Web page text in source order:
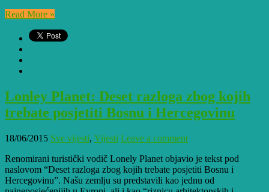
Read More »
Lonley Planet: Deset razloga zbog kojih
trebate posjetiti Bosnu i Hercegovinu
18/06/2015 Sve vijesti, Vijesti Leave a comment
Renomirani turistički vodič Lonely Planet objavio je tekst pod
naslovom “Deset razloga zbog kojih trebate posjetiti Bosnu i
Hercegovinu”. Našu zemlju su predstavili kao jednu od